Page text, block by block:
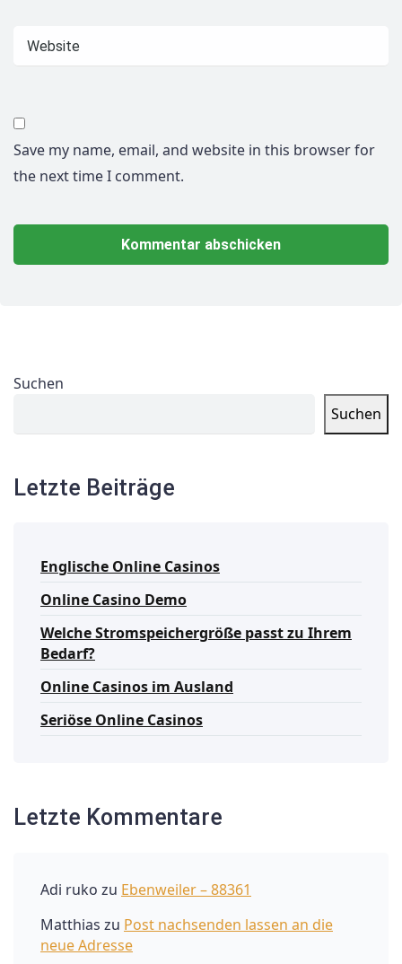
Save my name, email, and website in this browser for
the next time I comment.
Suchen
Suchen
Letzte Beiträge
Englische Online Casinos
Online Casino Demo
Welche Stromspeichergröße passt zu Ihrem
Bedarf?
Online Casinos im Ausland
Seriöse Online Casinos
Letzte Kommentare
Adi ruko zu Ebenweiler – 88361
Matthias zu Post nachsenden lassen an die
neue Adresse